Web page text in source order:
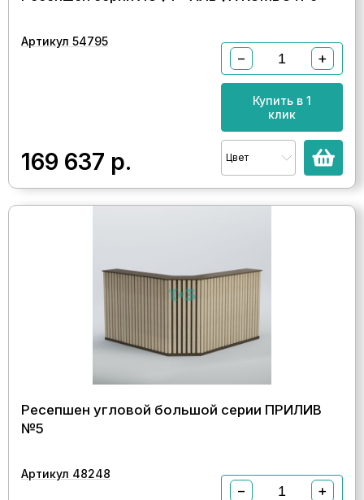
Артикул 54795
169 637 р.
− +
Купить в 1
клик
Цвет
Ресепшен угловой большой серии ПРИЛИВ
№5
Артикул 48248
− +